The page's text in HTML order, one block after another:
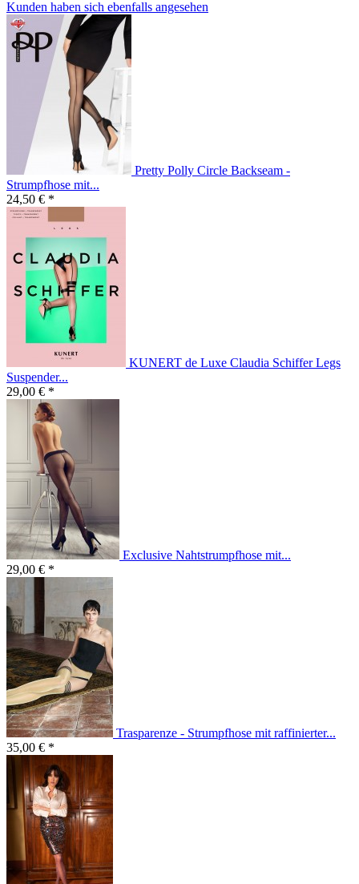
Kunden haben sich ebenfalls angesehen
Pretty Polly Circle Backseam -
Strumpfhose mit...
24,50 € *
KUNERT de Luxe Claudia Schiffer Legs
Suspender...
29,00 € *
Exclusive Nahtstrumpfhose mit...
29,00 € *
Trasparenze - Strumpfhose mit raffinierter...
35,00 € *